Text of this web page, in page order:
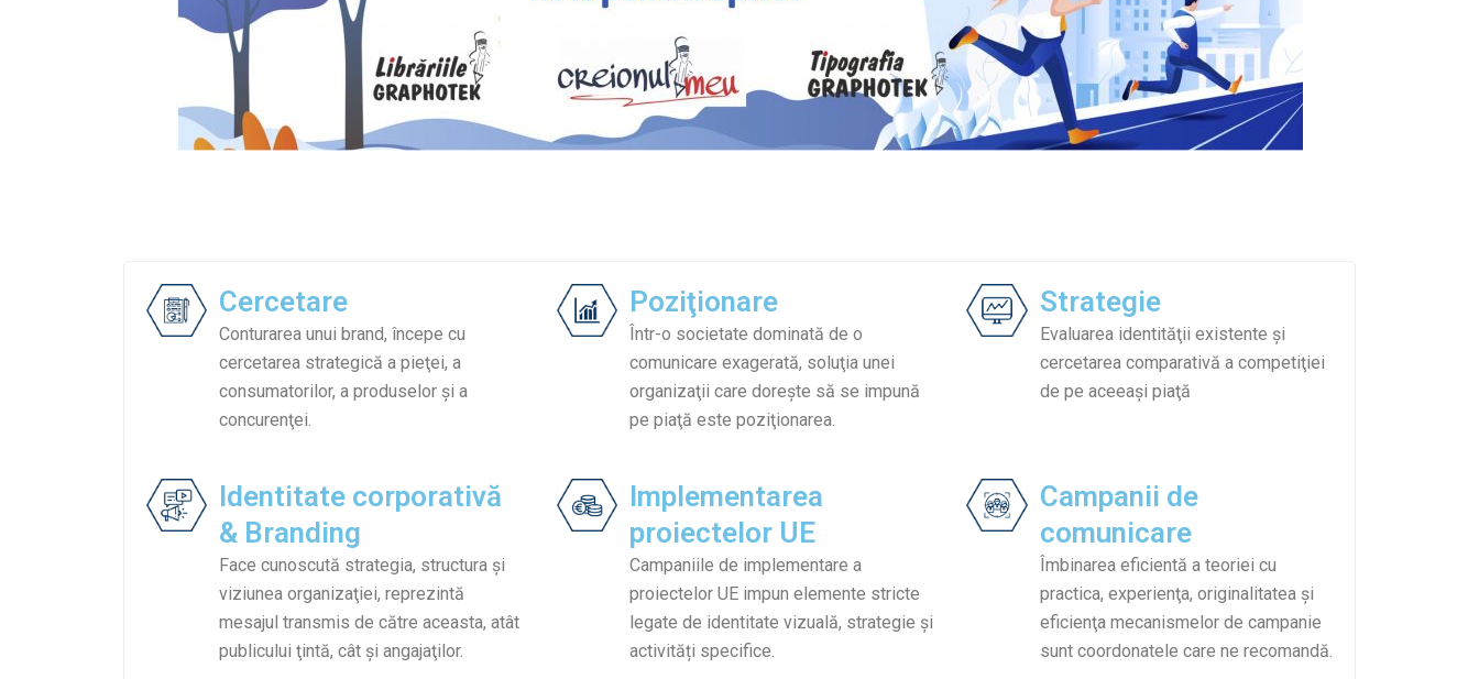
Cercetare
Conturarea unui brand, începe cu
cercetarea strategică a pieţei, a
consumatorilor, a produselor şi a
concurenţei.
Poziţionare​
Într-o societate dominată de o
comunicare exagerată, soluţia unei
organizaţii care doreşte să se impună
pe piaţă este poziţionarea.​
Strategie​
Evaluarea identităţii existente şi
cercetarea comparativă a competiţiei
de pe aceeaşi piaţă
Identitate corporativă
& Branding​
Face cunoscută strategia, structura şi
viziunea organizaţiei, reprezintă
mesajul transmis de către aceasta, atât
publicului ţintă, cât şi angajaţilor.
Implementarea
proiectelor UE
Campaniile de implementare a
proiectelor UE impun elemente stricte
legate de identitate vizuală, strategie și
activități specifice.​
Campanii de
comunicare
Îmbinarea eficientă a teoriei cu
practica, experienţa, originalitatea şi
eficienţa mecanismelor de campanie
sunt coordonatele care ne recomandă.